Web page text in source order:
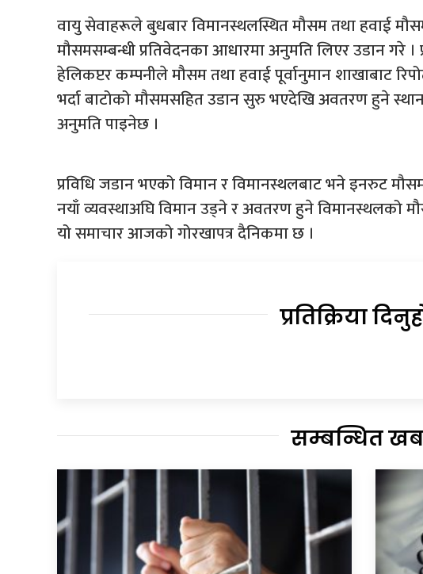
वायु सेवाहरूले बुधबार विमानस्थलस्थित मौसम तथा हवाई
मौसमसम्बन्धी प्रतिवेदनका आधारमा अनुमति लिएर उडान गरे
हेलिकप्टर कम्पनीले मौसम तथा हवाई पूर्वानुमान शाखाबाट
भर्दा बाटोको मौसमसहित उडान सुरु भएदेखि अवतरण हुने
अनुमति पाइनेछ ।
प्रविधि जडान भएको विमान र विमानस्थलबाट भने इनरुट
नयाँ व्यवस्थाअघि विमान उड्ने र अवतरण हुने विमानस्थलको
यो समाचार आजको गोरखापत्र दैनिकमा छ ।
प्रतिक्रिया
सम्बन्धित